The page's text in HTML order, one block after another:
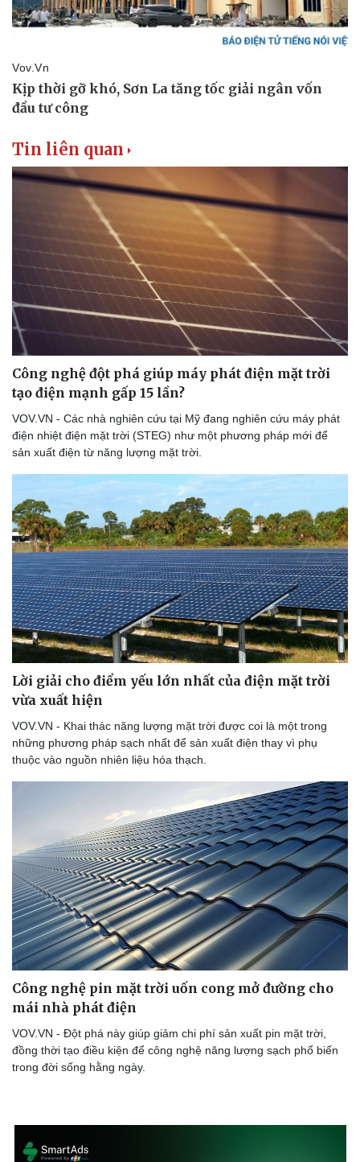
Thể thao
Bóng đá
Thế giới thể thao
eSports
Hậu trường
Ô tô - Xe máy
Tin liên quan
Công nghệ đột phá giúp máy phát điện mặt trời
tạo điện mạnh gấp 15 lần?
VOV.VN - Các nhà nghiên cứu tại Mỹ đang nghiên cứu máy phát
điện nhiệt điện mặt trời (STEG) như một phương pháp mới để
sản xuất điện từ năng lượng mặt trời.
Lời giải cho điểm yếu lớn nhất của điện mặt trời
vừa xuất hiện
VOV.VN - Khai thác năng lượng mặt trời được coi là một trong
những phương pháp sạch nhất để sản xuất điện thay vì phụ
thuộc vào nguồn nhiên liệu hóa thạch.
Công nghệ pin mặt trời uốn cong mở đường cho
mái nhà phát điện
VOV.VN - Đột phá này giúp giảm chi phí sản xuất pin mặt trời,
đồng thời tạo điều kiện để công nghệ năng lượng sạch phổ biến
trong đời sống hằng ngày.